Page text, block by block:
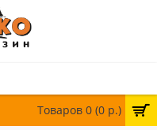
Товаров 0 (0 р.)